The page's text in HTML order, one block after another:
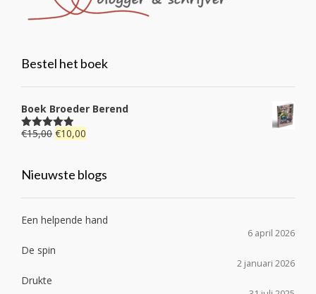
Bestel het boek
Boek Broeder Berend
Gewaardeerd
€15,00 Oorspronkelijke
€15,00.
€10,00
€10,00.
Nieuwste blogs
Een helpende hand
6 april 2026
De spin
2 januari 2026
Drukte